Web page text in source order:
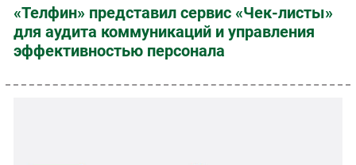
«Телфин» представил сервис «Чек-листы»
для аудита коммуникаций и управления
эффективностью персонала